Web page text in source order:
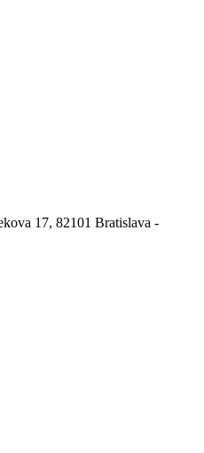
17, 82101 Bratislava -